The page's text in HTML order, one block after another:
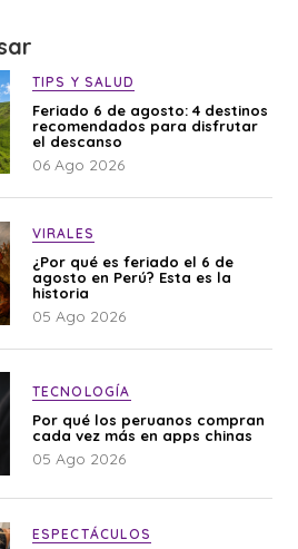
TIPS Y SALUD
Feriado 6 de agosto: 4 destinos
recomendados para disfrutar
el descanso
06 Ago 2026
VIRALES
¿Por qué es feriado el 6 de
agosto en Perú? Esta es la
historia
05 Ago 2026
TECNOLOGÍA
Por qué los peruanos compran
cada vez más en apps chinas
05 Ago 2026
ESPECTÁCULOS